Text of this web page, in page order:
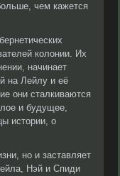
чем кажется
колонии. Их
начинает
на Лейлу и её
они сталкиваются
и будущее,
истории, о
но и заставляет
Нэй и Спиди